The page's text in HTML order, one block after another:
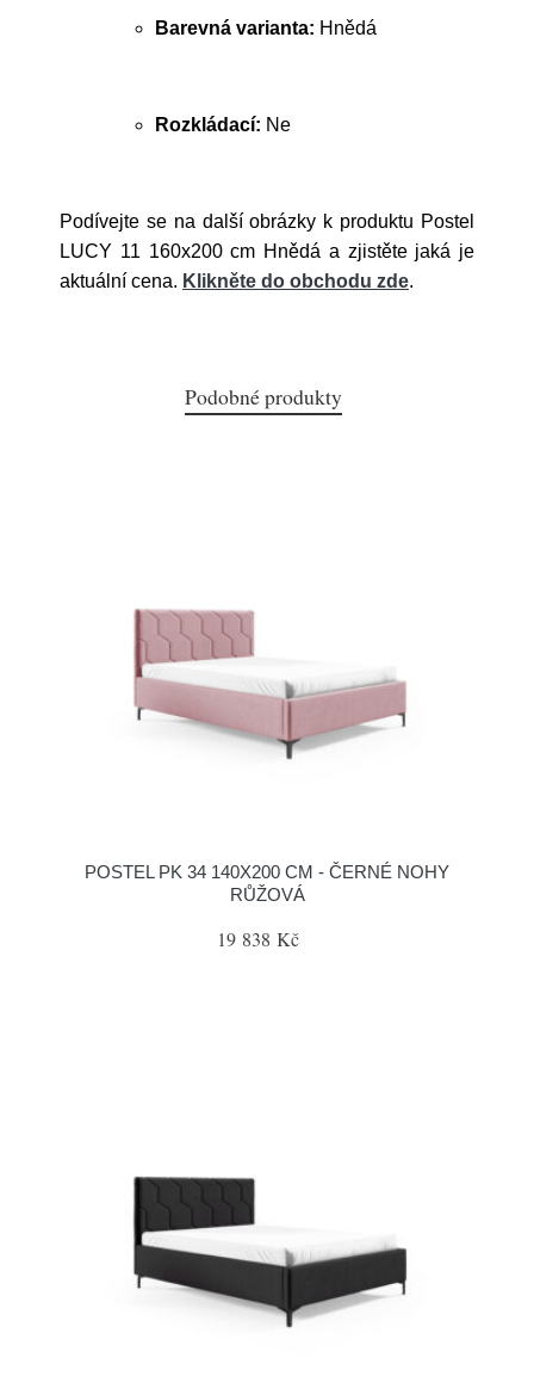
Barevná varianta: Hnědá
Rozkládací: Ne
Podívejte se na další obrázky k produktu Postel
LUCY 11 160x200 cm Hnědá a zjistěte jaká je
aktuální cena. Klikněte do obchodu zde.
Podobné produkty
POSTEL PK 34 140X200 CM - ČERNÉ NOHY
RŮŽOVÁ
19 838 Kč